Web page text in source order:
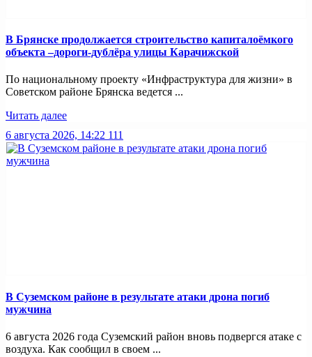
В Брянске продолжается строительство капиталоёмкого
объекта –дороги-дублёра улицы Карачижской
По национальному проекту «Инфраструктура для жизни» в
Советском районе Брянска ведется ...
Читать далее
6 августа 2026, 14:22 111
В Суземском районе в результате атаки дрона погиб
мужчина
6 августа 2026 года Суземский район вновь подвергся атаке с
воздуха. Как сообщил в своем ...